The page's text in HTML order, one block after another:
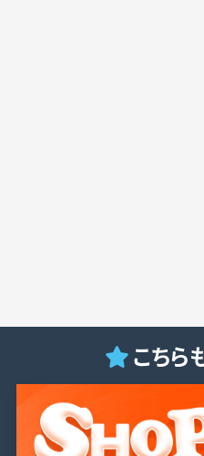
こちら